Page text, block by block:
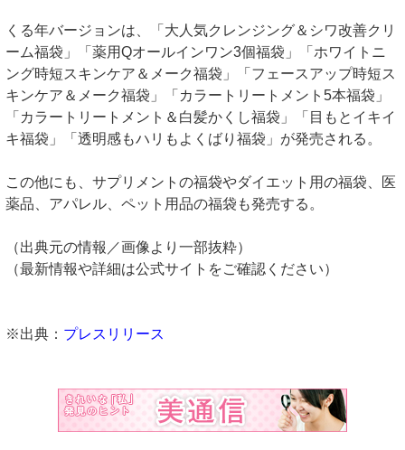
くる年バージョンは、「大人気クレンジング＆シワ改善クリ
ーム福袋」「薬用Qオールインワン3個福袋」「ホワイトニ
ング時短スキンケア＆メーク福袋」「フェースアップ時短ス
キンケア＆メーク福袋」「カラートリートメント5本福袋」
「カラートリートメント＆白髪かくし福袋」「目もとイキイ
キ福袋」「透明感もハリもよくばり福袋」が発売される。
この他にも、サプリメントの福袋やダイエット用の福袋、医
薬品、アパレル、ペット用品の福袋も発売する。
（出典元の情報／画像より一部抜粋）
（最新情報や詳細は公式サイトをご確認ください）
※出典： プレスリリース